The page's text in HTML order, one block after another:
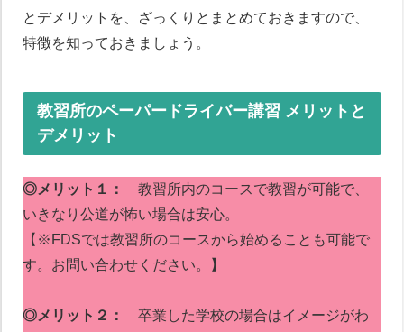
とデメリットを、ざっくりとまとめておきますので、
特徴を知っておきましょう。
教習所のペーパードライバー講習 メリットと
デメリット
◎メリット１：
教習所内のコースで教習が可能で、
いきなり公道が怖い場合は安心。
【※FDSでは教習所のコースから始めることも可能で
す。お問い合わせください。】
◎メリット２：
卒業した学校の場合はイメージがわ